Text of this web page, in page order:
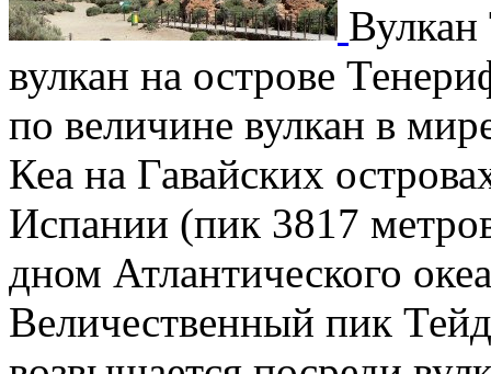
вулкан на острове
по величине вулкан в
Кеа на Гавайских
Испании (пик 3817
дном Атлантического
Величественный пик